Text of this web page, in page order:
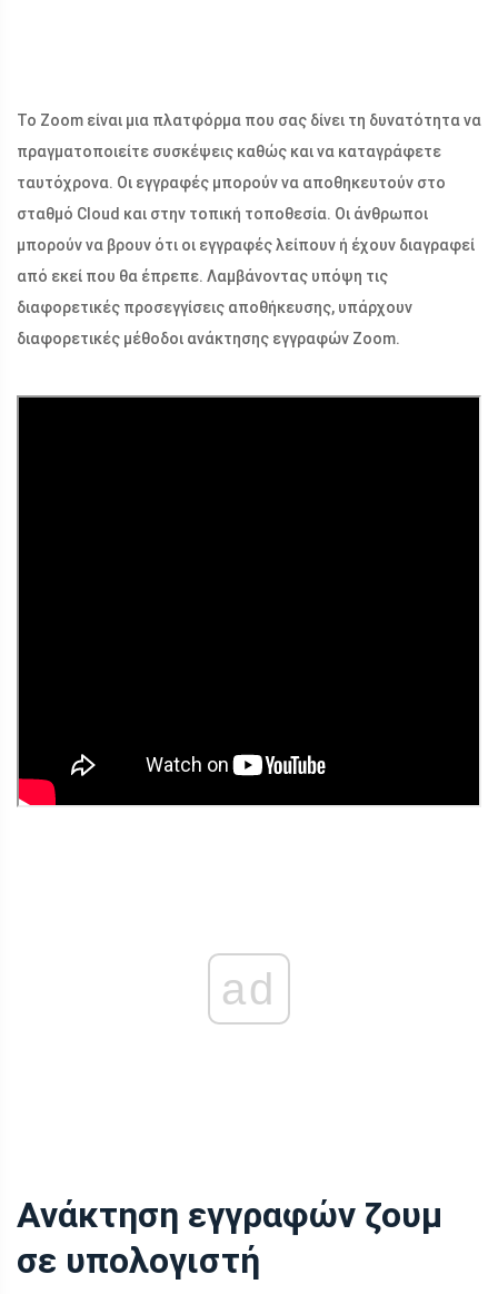
Το Zoom είναι μια πλατφόρμα που σας δίνει τη δυνατότητα να
πραγματοποιείτε συσκέψεις καθώς και να καταγράφετε
ταυτόχρονα. Οι εγγραφές μπορούν να αποθηκευτούν στο
σταθμό Cloud και στην τοπική τοποθεσία. Οι άνθρωποι
μπορούν να βρουν ότι οι εγγραφές λείπουν ή έχουν διαγραφεί
από εκεί που θα έπρεπε. Λαμβάνοντας υπόψη τις
διαφορετικές προσεγγίσεις αποθήκευσης, υπάρχουν
διαφορετικές μέθοδοι ανάκτησης εγγραφών Zoom.
ad
Ανάκτηση εγγραφών ζουμ
σε υπολογιστή